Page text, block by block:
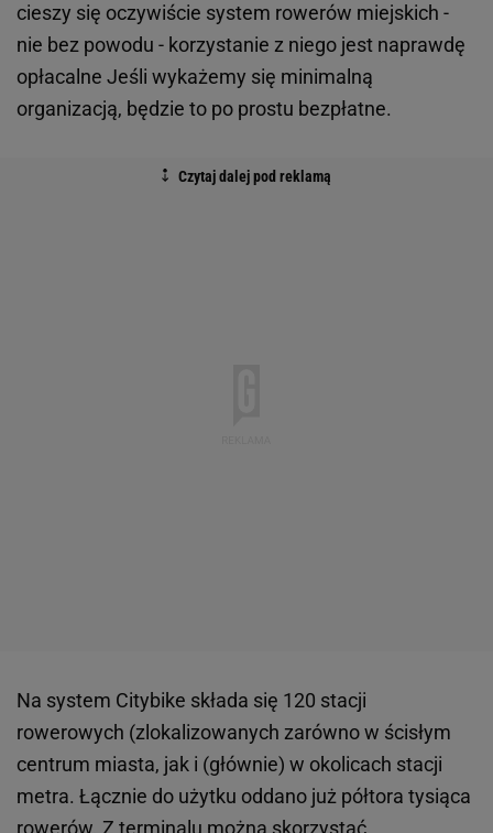
cieszy się oczywiście system rowerów miejskich -
nie bez powodu - korzystanie z niego jest naprawdę
opłacalne Jeśli wykażemy się minimalną
organizacją, będzie to po prostu bezpłatne.
Na system Citybike składa się 120 stacji
rowerowych (zlokalizowanych zarówno w ścisłym
centrum miasta, jak i (głównie) w okolicach stacji
metra. Łącznie do użytku oddano już półtora tysiąca
rowerów. Z terminalu można skorzystać